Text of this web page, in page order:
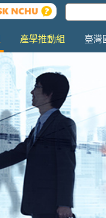
產學推動組 臺灣